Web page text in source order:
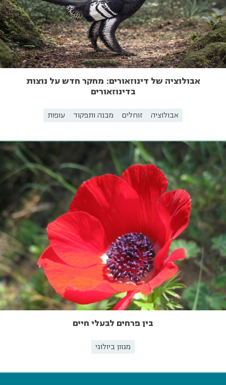
אבולוציה של דינוזאורים: מחקר חדש על נוצות
בדינוזאורים
אבולוציה זוחלים מבנה ותפקוד עופות
בין פרחים לבעלי חיים
מגוון ביולוגי